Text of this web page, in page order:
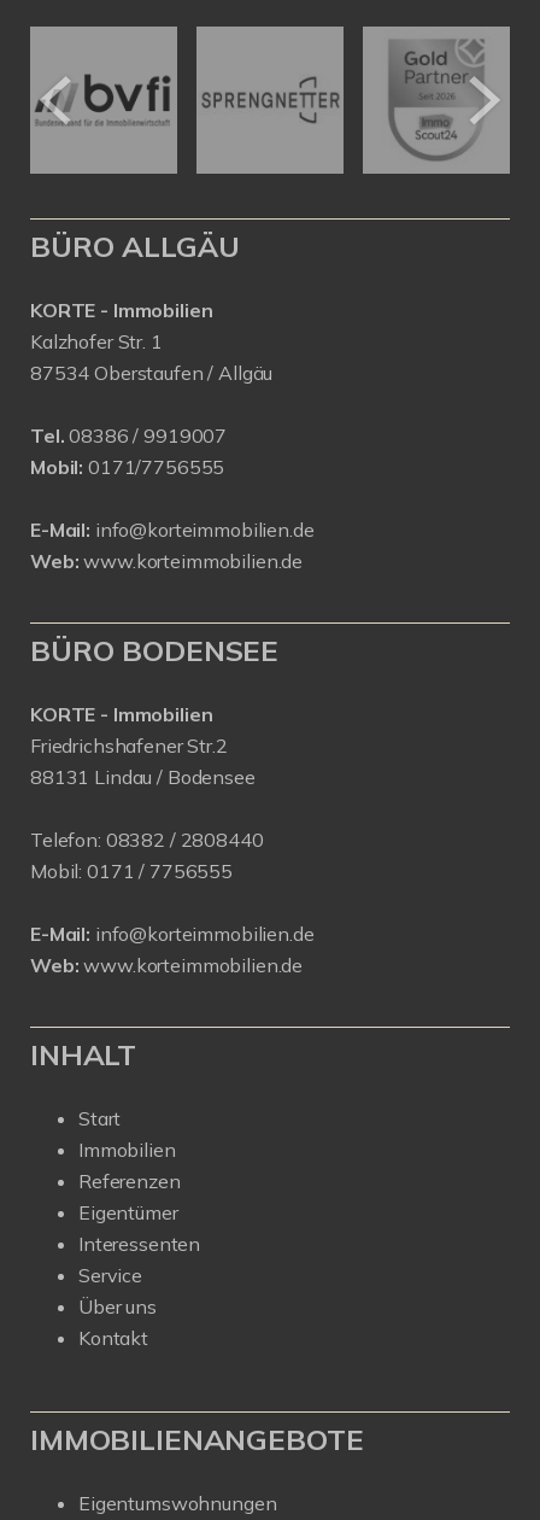
BÜRO ALLGÄU
KORTE - Immobilien
Kalzhofer Str. 1
87534 Oberstaufen / Allgäu
Tel. 08386 / 9919007
Mobil: 0171/7756555
E-Mail: info@korteimmobilien.de
Web: www.korteimmobilien.de
BÜRO BODENSEE
KORTE - Immobilien
Friedrichshafener Str.2
88131 Lindau / Bodensee
Telefon: 08382 / 2808440
Mobil: 0171 / 7756555
E-Mail: info@korteimmobilien.de
Web: www.korteimmobilien.de
INHALT
Start
Immobilien
Referenzen
Eigentümer
Interessenten
Service
Über uns
Kontakt
IMMOBILIENANGEBOTE
Eigentumswohnungen